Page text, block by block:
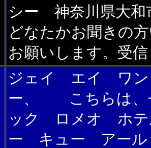
シー 神奈川県大和
どなたかお聞きの
お願いします。受
ジェイ エイ ワ
ー、 こちらは
ック ロメオ ホ
ー キュー アー